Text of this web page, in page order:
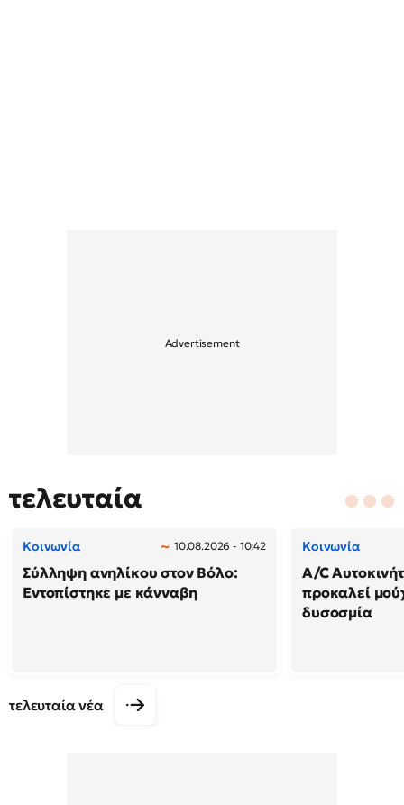
τελευταία
Κοινωνία 10.08.2026 - 10:42
Σύλληψη ανηλίκου στον Βόλο:
Εντοπίστηκε με κάνναβη
Κοινωνία
A/C
προκαλεί
δυσοσμία
τελευταία νέα